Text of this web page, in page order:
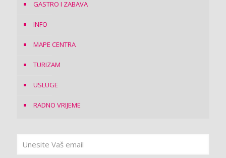
GASTRO I ZABAVA
INFO
MAPE CENTRA
TURIZAM
USLUGE
RADNO VRIJEME